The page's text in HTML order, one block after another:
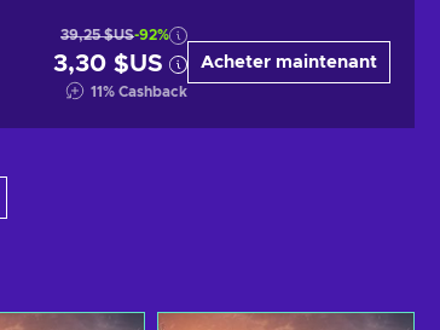
39,25 $US-92%
3,30 $US
11% Cashback
Acheter maintenant